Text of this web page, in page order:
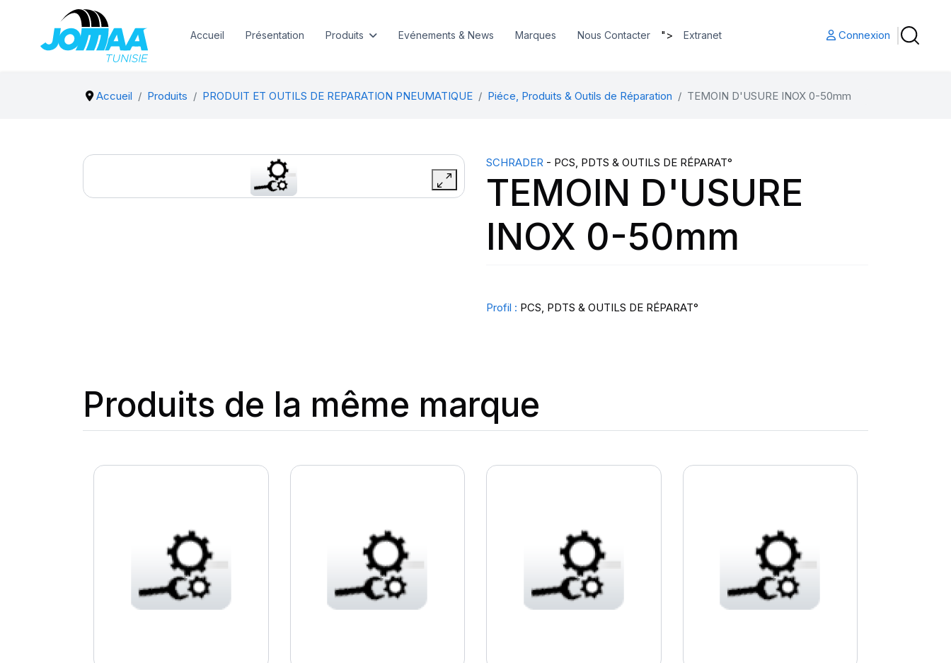
Accueil Présentation Produits Evénements & News Marques Nous Contacter "> Extranet Connexion
Accueil Produits PRODUIT ET OUTILS DE REPARATION PNEUMATIQUE Piéce, Produits & Outils de Réparation TEMOIN D'USURE INOX 0-50mm
SCHRADER - PCS, PDTS & OUTILS DE RÉPARAT°
TEMOIN D'USURE
INOX 0-50mm
Profil : PCS, PDTS & OUTILS DE RÉPARAT°
Produits de la même marque